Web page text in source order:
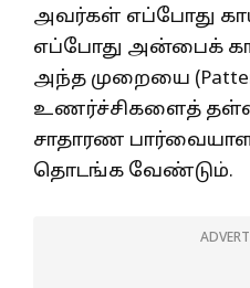
அவர்கள் எப்போது
எப்போது அன்பைக்
அந்த முறையை
உணர்ச்சிகளைத்
சாதாரண
தொடங்க வேண்டும்.